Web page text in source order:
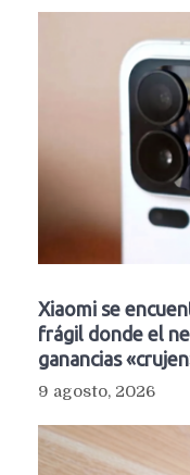
Xiaomi se
frágil donde el
ganancias
9 agosto, 2026